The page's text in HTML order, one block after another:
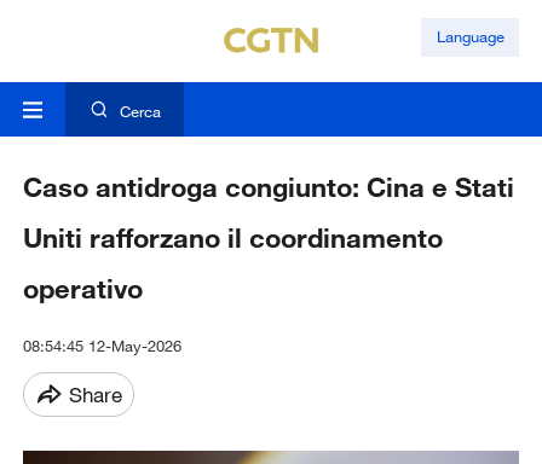
Language
Cerca
Caso antidroga congiunto: Cina e Stati
Uniti rafforzano il coordinamento
operativo
08:54:45 12-May-2026
Share